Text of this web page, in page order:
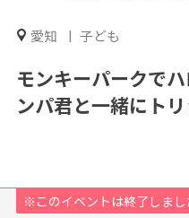
愛知 子ども
モンキーパークで
ンパ君と一緒にト
※このイベントは終了しまし